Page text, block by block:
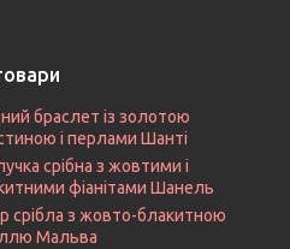
браслет із золотою
і перлами Шанті
срібна з жовтими і
фіанітами Шанель
срібла з жовто-блакитною
Мальва